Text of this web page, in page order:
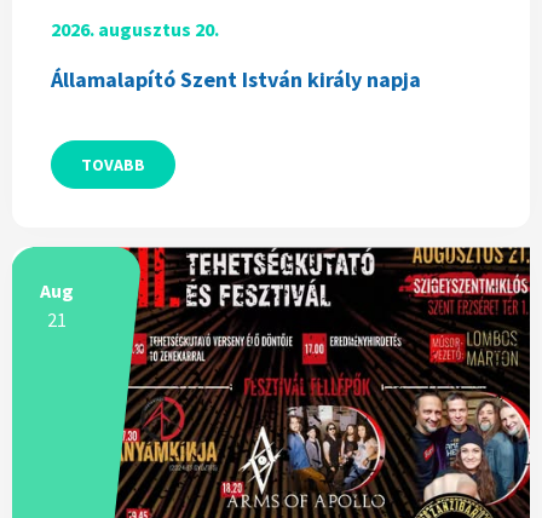
2026. augusztus 20.
Államalapító Szent István király napja
TOVABB
Aug
21